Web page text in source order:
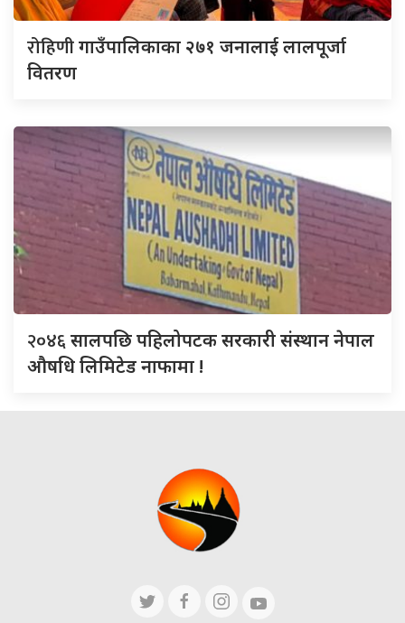
रोहिणीगाउँपालिकाका २७१ जनालाई लालपूर्जा
वितरण
२०४६सालपछि पहिलोपटक सरकारी संस्थान नेपाल
औषधि लिमिटेड नाफामा !